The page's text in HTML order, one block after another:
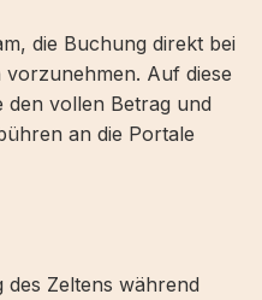
die Buchung direkt bei
Auf diese
den vollen Betrag und
an die Portale
Zeltens während